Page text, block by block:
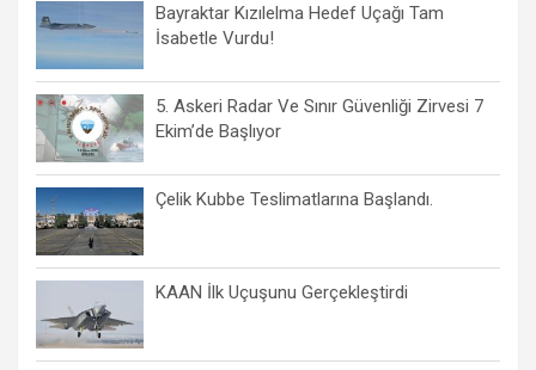
Bayraktar Kızılelma Hedef Uçağı Tam
İsabetle Vurdu!
5. Askeri Radar Ve Sınır Güvenliği Zirvesi 7
Ekim’de Başlıyor
Çelik Kubbe Teslimatlarına Başlandı.
KAAN İlk Uçuşunu Gerçekleştirdi